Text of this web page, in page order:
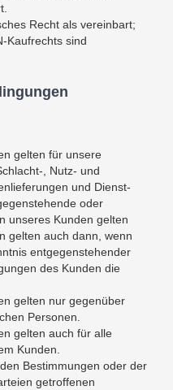
Recht als vereinbart;
Kaufrechts sind
gelten für unsere
, Nutz- und
und Dienst-
oder
unseres Kunden gelten
gelten auch dann, wenn
entgegenstehender
des Kunden die
gelten nur gegenüber
Personen.
gelten auch für alle
Kunden.
Bestimmungen oder der
getroffenen